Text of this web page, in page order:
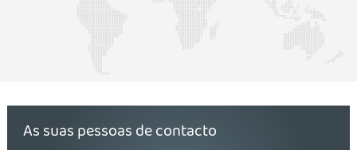
As suas pessoas de contacto